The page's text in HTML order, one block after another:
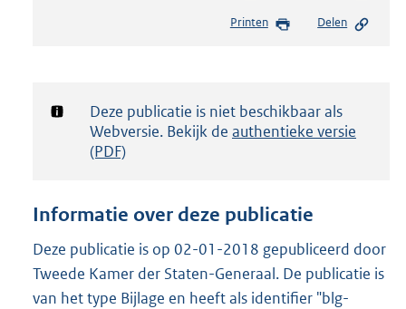
s
d
g
t
e
:
7
Printen Delen
Notificatie:
Deze publicatie is niet beschikbaar als
Webversie. Bekijk de authentieke versie
(PDF)
Informatie over deze publicatie
Deze publicatie is op 02-01-2018 gepubliceerd door
Tweede Kamer der Staten-Generaal. De publicatie is
van het type Bijlage en heeft als identifier "blg-